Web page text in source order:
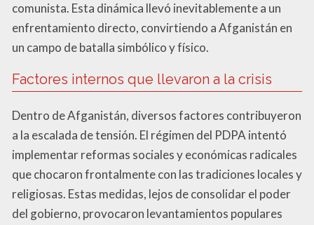
comunista. Esta dinámica llevó inevitablemente a un
enfrentamiento directo, convirtiendo a Afganistán en
un campo de batalla simbólico y físico.
Factores internos que llevaron a la crisis
Dentro de Afganistán, diversos factores contribuyeron
a la escalada de tensión. El régimen del PDPA intentó
implementar reformas sociales y económicas radicales
que chocaron frontalmente con las tradiciones locales y
religiosas. Estas medidas, lejos de consolidar el poder
del gobierno, provocaron levantamientos populares